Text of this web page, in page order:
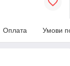
Оплата Умови